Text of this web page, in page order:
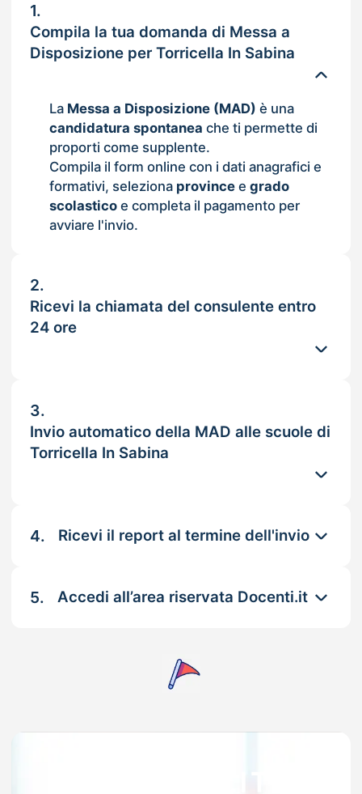
1.
Compila la tua domanda di Messa a
Disposizione per Torricella In Sabina
La Messa a Disposizione (MAD) è una
candidatura spontanea che ti permette di
proporti come supplente.
Compila il form online con i dati anagrafici e
formativi, seleziona provincee grado
scolasticoe completa il pagamento per
avviare l'invio.
2.
Ricevi la chiamata del consulente entro
24 ore
3.
Invio automatico della MAD alle scuole di
Torricella In Sabina
4. Ricevi il report al termine dell'invio
5. Accedi all’area riservata Docenti.it